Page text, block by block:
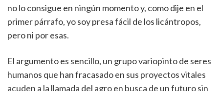
no lo consigue en ningún momento y, como dije en el
primer párrafo, yo soy presa fácil de los licántropos,
pero ni por esas.
El argumento es sencillo, un grupo variopinto de seres
humanos que han fracasado en sus proyectos vitales
acuden a la llamada del agro en busca de un futuro sin